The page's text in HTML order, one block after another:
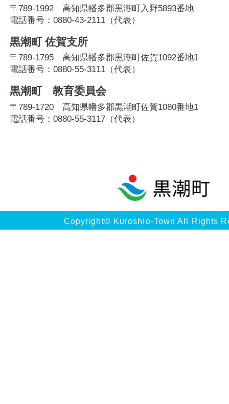
〒789-1992 高知県幡多郡黒潮町入野5893番地
電話番号：0880-43-2111 （代表）
黒潮町 佐賀支所
〒789-1795 高知県幡多郡黒潮町佐賀1092番地1
電話番号：0880-55-3111 （代表）
黒潮町 教育委員会
〒789-1720 高知県幡多郡黒潮町佐賀1080番地1
電話番号：0880-55-3117 （代表）
Copyright© Kuroshio-Town All Rights